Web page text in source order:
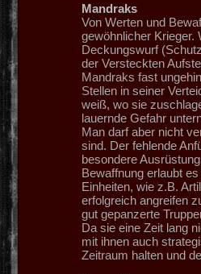
Mandraks
Von Werten und
gewöhnlicher Krieger.
Deckungswurf
der Versteckten
Mandraks fast
Stellen in seiner
weiß, wo sie
lauernde Gefahr
Man darf aber nicht
sind. Der fehlende
besondere
Bewaffnung erlaubt
Einheiten, wie z.B.
erfolgreich angreifen
gut gepanzerte
Da sie eine Zeit lang
mit ihnen auch
Zeitraum halten und